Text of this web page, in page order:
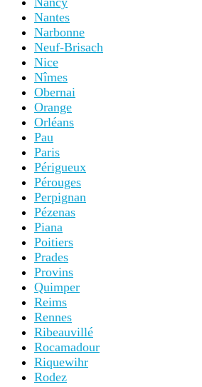
Nantes
Narbonne
Neuf-Brisach
Nice
Nîmes
Obernai
Orange
Orléans
Pau
Paris
Périgueux
Pérouges
Perpignan
Pézenas
Piana
Poitiers
Prades
Provins
Quimper
Reims
Rennes
Ribeauvillé
Rocamadour
Riquewihr
Rodez